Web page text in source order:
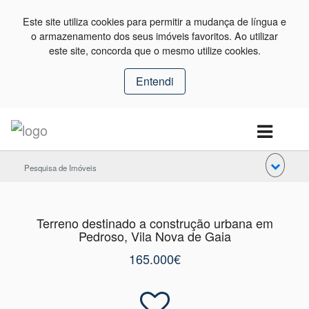
Este site utiliza cookies para permitir a mudança de língua e
o armazenamento dos seus imóveis favoritos. Ao utilizar
este site, concorda que o mesmo utilize cookies.
Entendi
Pesquisa de Imóveis
Terreno destinado a construção urbana em
Pedroso, Vila Nova de Gaia
165.000€